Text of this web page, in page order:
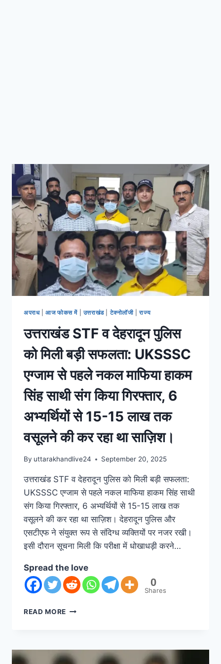
अपराध|आज फोकस में| उत्तराखंड| टेक्नोलॉजी|राज्य
उत्तराखंड STF व देहरादून पुलिस
को मिली बड़ी सफलता: UKSSSC
एग्जाम से पहले नकल माफिया हाकम
सिंह साथी संग किया गिरफ्तार, 6
अभ्यर्थियों से 15-15 लाख तक
वसूलने की कर रहा था साज़िश।
By uttarakhandlive24 September 20, 2025
उत्तराखंड STF व देहरादून पुलिस को मिली बड़ी सफलता:
UKSSSC एग्जाम से पहले नकल माफिया हाकम सिंह साथी
संग किया गिरफ्तार, 6 अभ्यर्थियों से 15-15 लाख तक
वसूलने की कर रहा था साज़िश। देहरादून पुलिस और
एसटीएफ ने संयुक्त रूप से संदिग्ध व्यक्तियों पर नजर रखी।
इसी दौरान सूचना मिली कि परीक्षा में धोखाधड़ी करने…
Spread the love
0
Shares
READ MORE